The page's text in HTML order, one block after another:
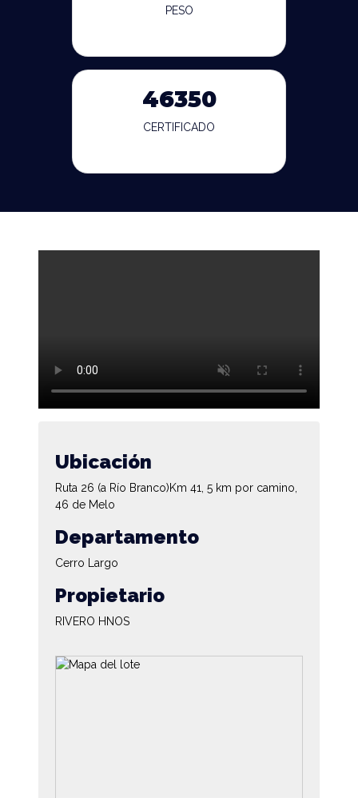
PESO
46350
CERTIFICADO
Ubicación
Ruta 26 (a Río Branco)Km 41, 5 km por camino,
46 de Melo
Departamento
Cerro Largo
Propietario
RIVERO HNOS